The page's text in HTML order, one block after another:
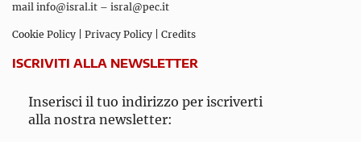
mail info@isral.it – isral@pec.it
Cookie Policy Privacy Policy Credits
ISCRIVITI ALLA NEWSLETTER
Inserisci il tuo indirizzo per iscriverti
alla nostra newsletter: